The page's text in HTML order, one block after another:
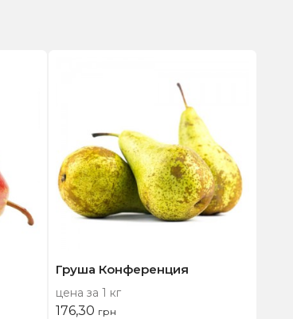
Груша Конференция
цена за 1 кг
176,30 грн